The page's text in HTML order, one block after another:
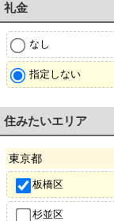
礼金
なし
指定しない
住みたいエリア
東京都
板橋区
杉並区